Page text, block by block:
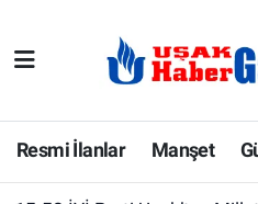
Resmi İlanlar Manşet
E-Gazete
Ekonomi
Gazete İlanları
Uşak Hava Durumu
Uşak Trafik Yoğunluk
Süper Lig Puan